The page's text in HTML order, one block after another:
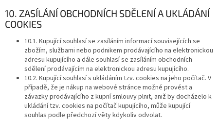
10. ZASÍLÁNÍ OBCHODNÍCH SDĚLENÍ A UKLÁDÁNÍ
COOKIES
10.1. Kupující souhlasí se zasíláním informací souvisejících se
zbožím, službami nebo podnikem prodávajícího na elektronickou
adresu kupujícího a dále souhlasí se zasíláním obchodních
sdělení prodávajícím na elektronickou adresu kupujícího.
10.2. Kupující souhlasí s ukládáním tzv. cookies na jeho počítač. V
případě, že je nákup na webové stránce možné provést a
závazky prodávajícího z kupní smlouvy plnit, aniž by docházelo k
ukládání tzv. cookies na počítač kupujícího, může kupující
souhlas podle předchozí věty kdykoliv odvolat.